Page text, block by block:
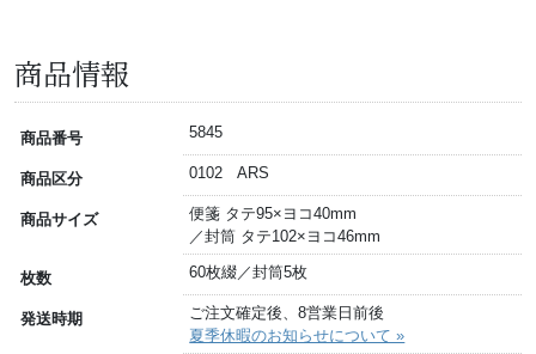
商品情報
商品番号 5845
商品区分 0102 ARS
商品サイズ
便箋 タテ95×ヨコ40mm
／封筒 タテ102×ヨコ46mm
枚数 60枚綴／封筒5枚
発送時期
ご注文確定後、8営業日前後
夏季休暇のお知らせについて »